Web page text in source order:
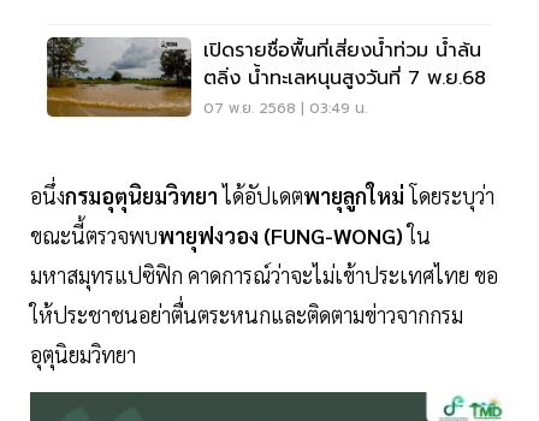
เปิดรายชื่อพื้นที่เสี่ยงน้ำท่วม น้ำล้น
ตลิ่ง น้ำทะเลหนุนสูงวันที่ 7 พ.ย.68
07 พ.ย. 2568 | 03:49 น.
อนึ่งกรมอุตุนิยมวิทยาได้อัปเดตพายุลูกใหม่โดยระบุว่า
ขณะนี้ตรวจพบพายุฟงวอง (FUNG-WONG)ใน
มหาสมุทรแปซิฟิก คาดการณ์ว่าจะไม่เข้าประเทศไทย ขอ
ให้ประชาชนอย่าตื่นตระหนกและติดตามข่าวจากกรม
อุตุนิยมวิทยา